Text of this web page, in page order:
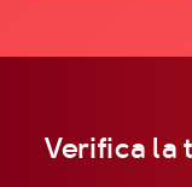
Verifica la